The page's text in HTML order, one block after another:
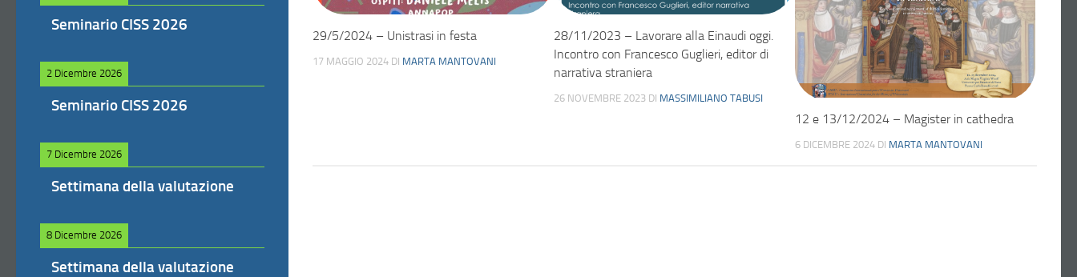
29/5/2024 – Unistrasi in festa
17 MAGGIO 2024 DI MARTA MANTOVANI
28/11/2023 – Lavorare alla Einaudi oggi.
Incontro con Francesco Guglieri, editor di
narrativa straniera
26 NOVEMBRE 2023 DI MASSIMILIANO TABUSI
12 e 13/12/2024 – Magister in cathedra
6 DICEMBRE 2024 DI MARTA MANTOVANI
Seminario CISS 2026
2 Dicembre 2026
Seminario CISS 2026
7 Dicembre 2026
Settimana della valutazione
8 Dicembre 2026
Settimana della valutazione